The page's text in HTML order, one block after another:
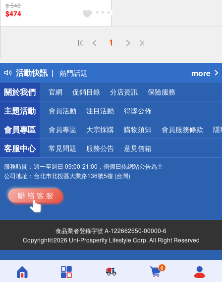
$ 540
$474
1
活動快訊
偏遠地區配送
得獎公告
熱門話題
銀行優惠
偏遠地區配送
詐騙網頁！請小心！
more
關於我們
官網 促銷目錄 分店資訊 保險服務
主題活動 會員活動 注目活動 得獎公佈
會員專區 會員專區 大宗採購 購物須知 會員服務條款 隱
客服中心 常見問題 服務公告 意見信箱
服務時間： 週一至週日 09:00-21:00，例假日依網站公告為主
公司地址： 台北市北投區大業路136號5樓 (台灣)
食品業者登錄字號 A-122662550-00000-6
Copyright©2026 Uni-Prosperity Lifestyle Corp. All Right Reserved
0